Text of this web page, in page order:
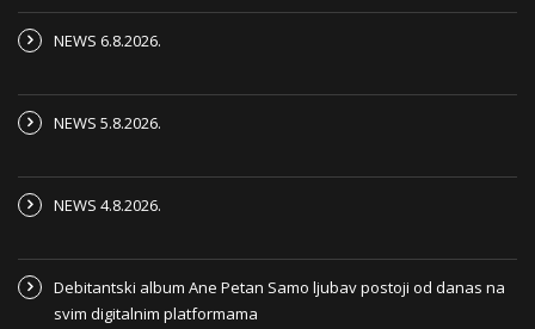
NEWS 6.8.2026.
NEWS 5.8.2026.
NEWS 4.8.2026.
Debitantski album Ane Petan Samo ljubav postoji od danas na
svim digitalnim platformama